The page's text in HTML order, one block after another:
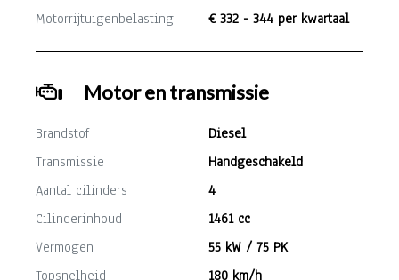
Motorrijtuigenbelasting
€ 332 - 344 per kwartaal
Motor en transmissie
Brandstof
Diesel
Transmissie
Handgeschakeld
Aantal cilinders
4
Cilinderinhoud
1461 cc
Vermogen
55 kW / 75 PK
Topsnelheid
180 km/h